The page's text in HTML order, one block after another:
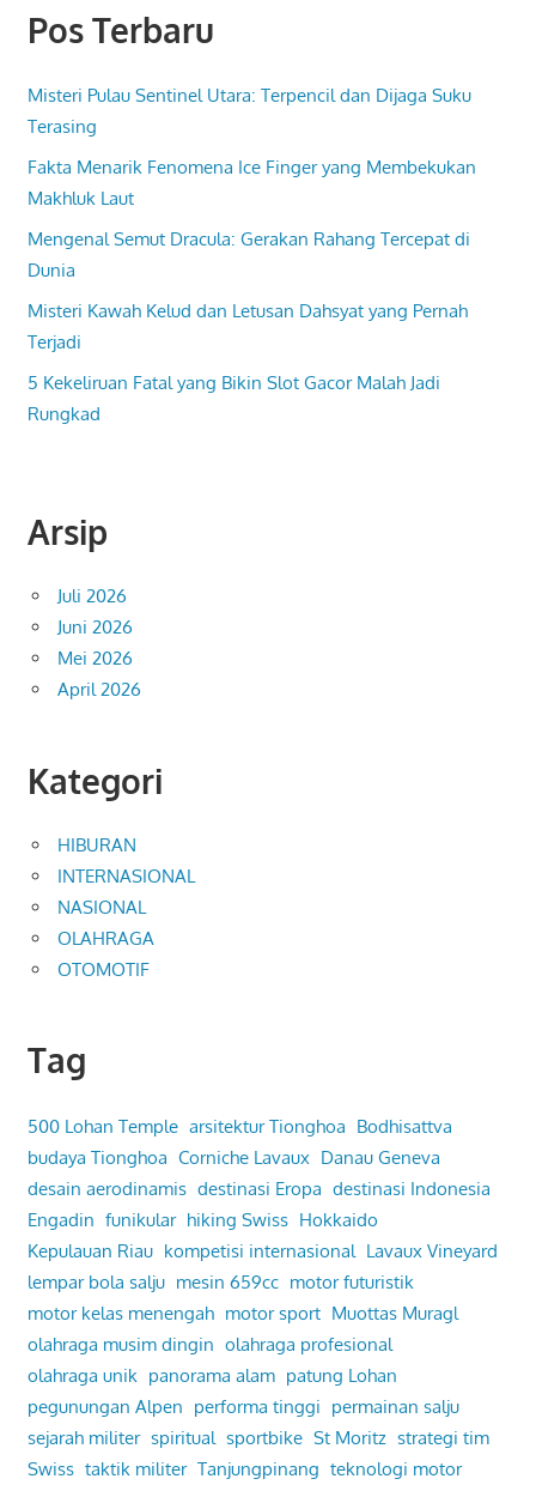
Pos Terbaru
Misteri Pulau Sentinel Utara: Terpencil dan Dijaga Suku
Terasing
Fakta Menarik Fenomena Ice Finger yang Membekukan
Makhluk Laut
Mengenal Semut Dracula: Gerakan Rahang Tercepat di
Dunia
Misteri Kawah Kelud dan Letusan Dahsyat yang Pernah
Terjadi
5 Kekeliruan Fatal yang Bikin Slot Gacor Malah Jadi
Rungkad
Arsip
Juli 2026
Juni 2026
Mei 2026
April 2026
Kategori
HIBURAN
INTERNASIONAL
NASIONAL
OLAHRAGA
OTOMOTIF
Tag
500 Lohan Temple arsitektur Tionghoa Bodhisattva
budaya Tionghoa Corniche Lavaux Danau Geneva
desain aerodinamis destinasi Eropa destinasi Indonesia
Engadin funikular hiking Swiss Hokkaido
Kepulauan Riau kompetisi internasional Lavaux Vineyard
lempar bola salju mesin 659cc motor futuristik
motor kelas menengah motor sport Muottas Muragl
olahraga musim dingin olahraga profesional
olahraga unik panorama alam patung Lohan
pegunungan Alpen performa tinggi permainan salju
sejarah militer spiritual sportbike St Moritz strategi tim
Swiss taktik militer Tanjungpinang teknologi motor